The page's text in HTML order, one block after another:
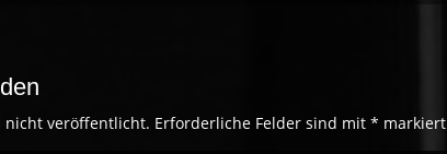
nicht veröffentlicht. Erforderliche Felder sind mit * markiert